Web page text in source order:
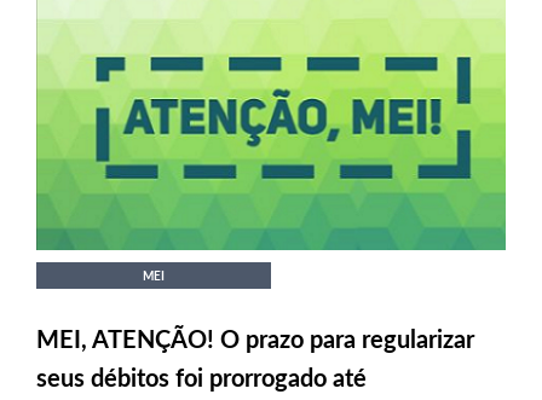
MEI
MEI, ATENÇÃO! O prazo para regularizar
seus débitos foi prorrogado até